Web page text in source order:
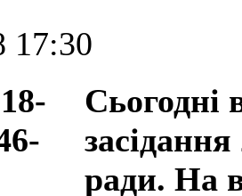
17:30
Сьогодні
засідання
ради. На